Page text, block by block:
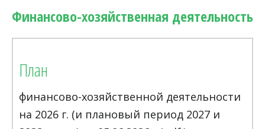
Финансово-хозяйственная деятельность
План
финансово-хозяйственной деятельности
на 2026 г. (и плановый период 2027 и